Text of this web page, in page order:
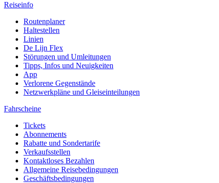
Reiseinfo
Routenplaner
Haltestellen
Linien
De Lijn Flex
Störungen und Umleitungen
Tipps, Infos und Neuigkeiten
App
Verlorene Gegenstände
Netzwerkpläne und Gleiseinteilungen
Fahrscheine
Tickets
Abonnements
Rabatte und Sondertarife
Verkaufsstellen
Kontaktloses Bezahlen
Allgemeine Reisebedingungen
Geschäftsbedingungen